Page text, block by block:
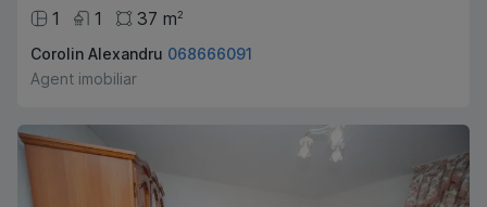
1
1 37 m2
Corolin Alexandru 068666091
Agent imobiliar